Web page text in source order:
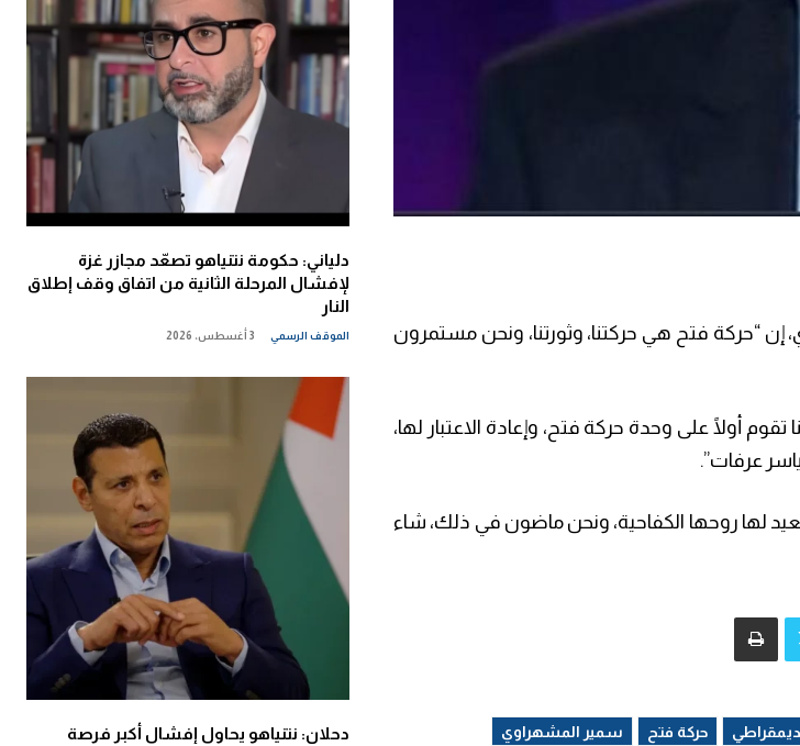
دلياني: حكومة نتنياهو تصعّد مجازر غزة
لإفشال المرحلة الثانية من اتفاق وقف إطلاق
النار
الموقف الرسمي 3 أغسطس، 2026
دحلان: نتنياهو يحاول إفشال أكبر فرصة
إن “حركة فتح هي حركتنا، وثورتنا، ونحن مستمرون
أولًا على وحدة حركة فتح، وإعادة الاعتبار لها،
عرفات”.
لها روحها الكفاحية، ونحن ماضون في ذلك، شاء
حركة فتح سمير المشهراوي